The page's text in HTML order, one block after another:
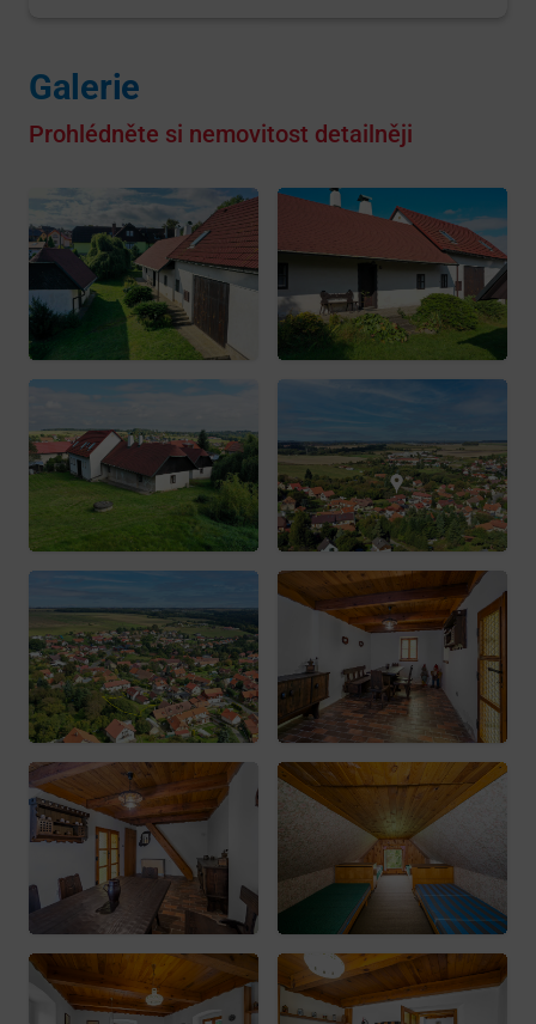
Galerie
Prohlédněte si nemovitost detailněji